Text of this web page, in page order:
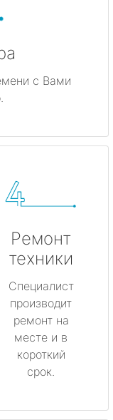
с Вами
Ремонт
техники
Специалист
производит
ремонт на
месте и в
короткий
срок.